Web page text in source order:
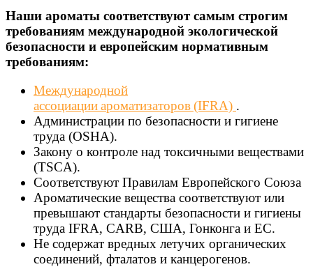
Наши ароматы соответствуют самым строгим
требованиям международной экологической
безопасности и европейским нормативным
требованиям:
Международной
ассоциации ароматизаторов (IFRA) .
Администрации по безопасности и гигиене
труда (OSHA).
Закону о контроле над токсичными веществами
(TSCA).
Соответствуют Правилам Европейского Союза
Ароматические вещества соответствуют или
превышают стандарты безопасности и гигиены
труда IFRA, CARB, США, Гонконга и ЕС.
Не содержат вредных летучих органических
соединений, фталатов и канцерогенов.